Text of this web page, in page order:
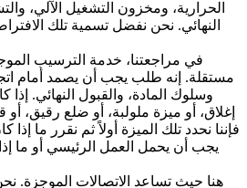
الحرارية، ومخزون التشغيل الآلي،
النهائي. نحن نفضل تسمية تلك
في مراجعتنا، خدمة الترسيب
مستقلة. إنه طلب يجب أن يصمد أمام
وسلوك المادة، والقبول النهائي.
إغلاق، أو ميزة ملولبة، أو ضلع رقيق، أو
فإننا نحدد تلك الميزة أولاً ثم نقرر ما إذا
يجب أن يحمل العمل الرئيسي أو ما
هنا حيث تساعد الاتصالات الموجزة.